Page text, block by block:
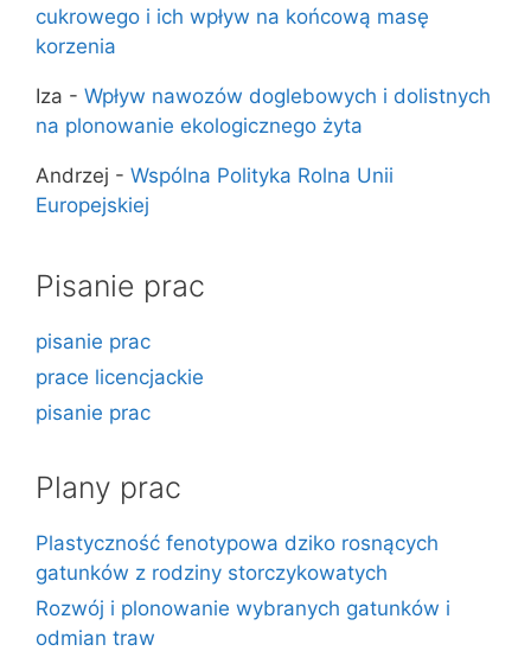
cukrowego i ich wpływ na końcową masę
korzenia
Iza - Wpływ nawozów doglebowych i dolistnych
na plonowanie ekologicznego żyta
Andrzej - Wspólna Polityka Rolna Unii
Europejskiej
Pisanie prac
pisanie prac
prace licencjackie
pisanie prac
Plany prac
Plastyczność fenotypowa dziko rosnących
gatunków z rodziny storczykowatych
Rozwój i plonowanie wybranych gatunków i
odmian traw